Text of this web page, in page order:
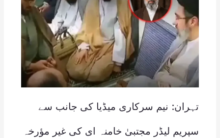
تہران: نیم سرکاری میڈیا کی جانب سے
سپریم لیڈر مجتبیٰ خامنہ ای کی غیر مؤرخہ